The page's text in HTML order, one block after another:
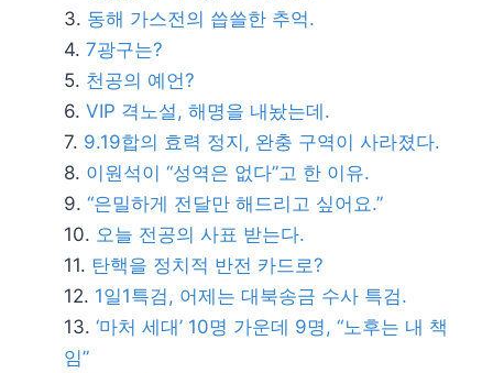
동해 가스전의 씁쓸한 추억.
7광구는?
천공의 예언?
VIP 격노설, 해명을 내놨는데.
9.19합의 효력 정지, 완충 구역이 사라졌다.
이원석이 “성역은 없다”고 한 이유.
“은밀하게 전달만 해드리고 싶어요.”
오늘 전공의 사표 받는다.
탄핵을 정치적 반전 카드로?
1일1특검, 어제는 대북송금 수사 특검.
‘마처 세대’ 10명 가운데 9명, “노후는 내 책
임”